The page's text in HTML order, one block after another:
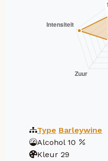
Type Barleywine
Alcohol 10
Kleur 29